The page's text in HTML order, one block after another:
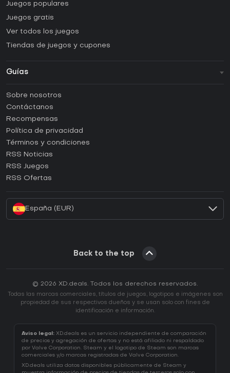
Juegos populares
Juegos gratis
Ver todos los juegos
Tiendas de juegos y cupones
Guías
Guías y tutoriales
¿Cómo activar una CD Key de Steam?
¿Cómo activar una CD Key de Epic Games?
¿Cómo activar una CD Key de GOG?
¿Cómo activar una CD Key de Ubisoft Connect?
Sobre nosotros
Contáctanos
Recompensas
Política de privacidad
Términos y condiciones
RSS Noticias
RSS Juegos
RSS Ofertas
España (EUR)
Back to the top
© 2026 XD.deals. Todos los derechos reservados.
Todas las marcas comerciales, títulos de juegos, logotipos e imágenes son
propiedad de sus respectivos dueños y se usan solo con fines de
identificación e información.
Aviso legal: XD.deals es un servicio independiente de comparación
de precios y agregación de ofertas y no está afiliado ni respaldado
por Valve Corporation. Steam y el logotipo de Steam son marcas
comerciales y/o marcas registradas de Valve Corporation.
XD.deals utiliza datos disponibles públicamente de Steam y